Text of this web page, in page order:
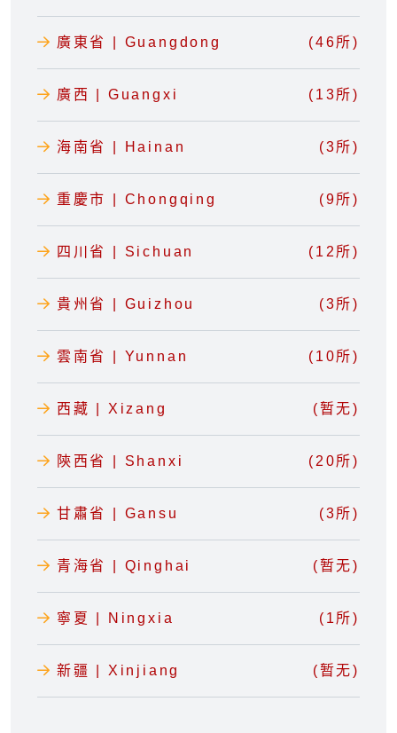
廣東省 | Guangdong (46所)
廣西 | Guangxi (13所)
海南省 | Hainan (3所)
重慶市 | Chongqing (9所)
四川省 | Sichuan (12所)
貴州省 | Guizhou (3所)
雲南省 | Yunnan (10所)
西藏 | Xizang (暂无)
陝西省 | Shanxi (20所)
甘肅省 | Gansu (3所)
青海省 | Qinghai (暂无)
寧夏 | Ningxia (1所)
新疆 | Xinjiang (暂无)